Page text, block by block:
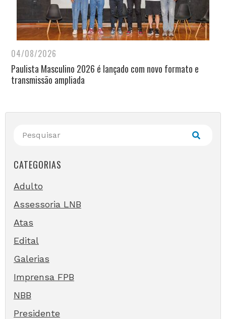
04/08/2026
Paulista Masculino 2026 é lançado com novo formato e
transmissão ampliada
CATEGORIAS
Adulto
Assessoria LNB
Atas
Edital
Galerias
Imprensa FPB
NBB
Presidente